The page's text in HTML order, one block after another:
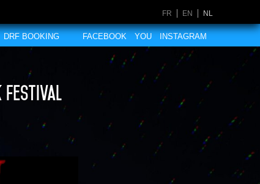
FR EN NL
DRF BOOKING FACEBOOK YOU INSTAGRAM